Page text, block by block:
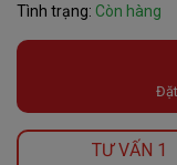
Tình trạng: Còn hàng
TƯ VẤN 1